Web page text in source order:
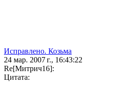
Исправлено. Козьма
24 мар. 2007 г., 16:43:22
Re[Митрич16]:
Цитата: